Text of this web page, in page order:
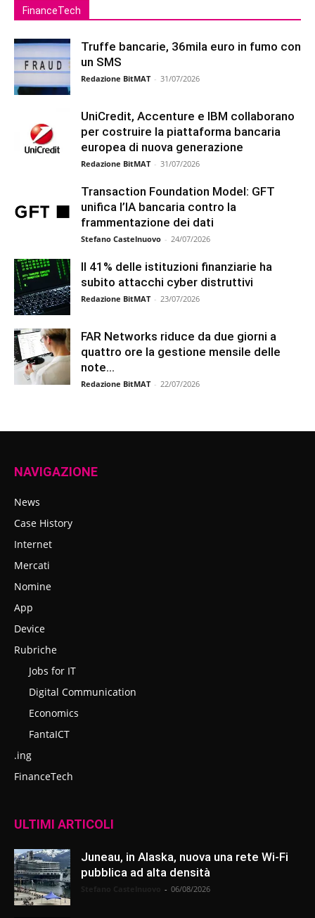
FinanceTech
Truffe bancarie, 36mila euro in fumo con
un SMS
Redazione BitMAT - 31/07/2026
UniCredit, Accenture e IBM collaborano
per costruire la piattaforma bancaria
europea di nuova generazione
Redazione BitMAT - 31/07/2026
Transaction Foundation Model: GFT
unifica l’IA bancaria contro la
frammentazione dei dati
Stefano Castelnuovo - 24/07/2026
Il 41% delle istituzioni finanziarie ha
subito attacchi cyber distruttivi
Redazione BitMAT - 23/07/2026
FAR Networks riduce da due giorni a
quattro ore la gestione mensile delle
note...
Redazione BitMAT - 22/07/2026
NAVIGAZIONE
News
Case History
Internet
Mercati
Nomine
App
Device
Rubriche
Jobs for IT
Digital Communication
Economics
FantaICT
.ing
FinanceTech
ULTIMI ARTICOLI
Juneau, in Alaska, nuova una rete Wi-Fi
pubblica ad alta densità
- 06/08/2026